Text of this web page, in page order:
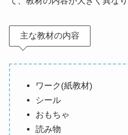
主な教材の内容
ワーク(紙教材)
シール
おもちゃ
読み物